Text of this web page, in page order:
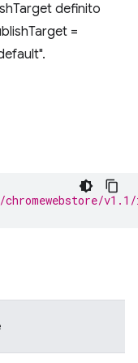
definito
=
chromewebstore/